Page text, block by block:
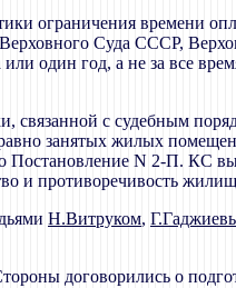
ограничения времени
Суда СССР,
один год, а не за все
связанной с судебным
занятых жилых
N 2-П. КС
и противоречивость
Н.Витруком,
договорились о